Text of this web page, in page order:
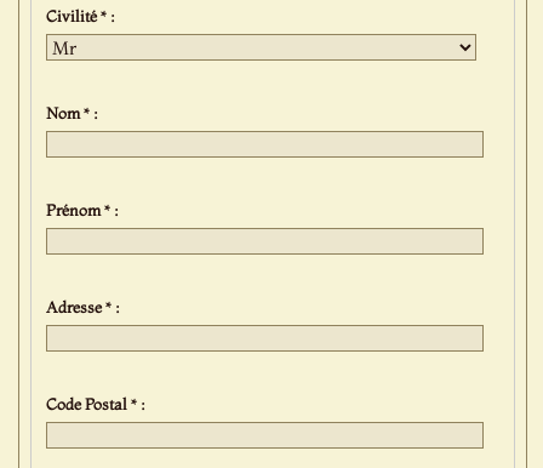
Civilité * :
Nom * :
Prénom * :
Adresse * :
Code Postal * :